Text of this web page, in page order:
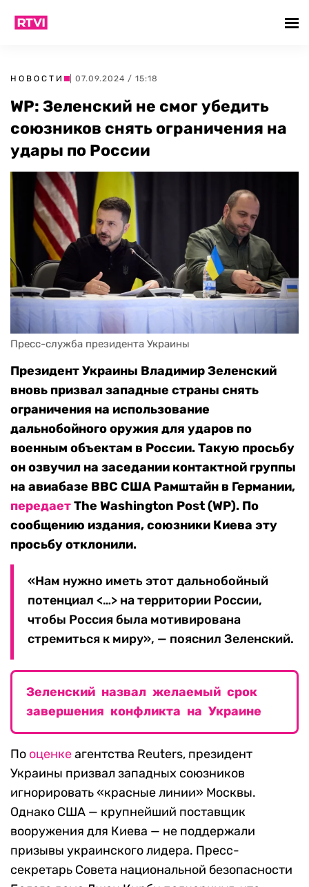
НОВОСТИ | 07.09.2024 / 15:18
WP: Зеленский не смог убедить
союзников снять ограничения на
удары по России
Пресс-служба президента Украины
Президент Украины Владимир Зеленский
вновь призвал западные страны снять
ограничения на использование
дальнобойного оружия для ударов по
военным объектам в России. Такую просьбу
он озвучил на заседании контактной группы
на авиабазе ВВС США Рамштайн в Германии,
передаетThe Washington Post (WP). По
сообщению издания, союзники Киева эту
просьбу отклонили.
«Нам нужно иметь этот дальнобойный
потенциал <…> на территории России,
чтобы Россия была мотивирована
стремиться к миру», — пояснил Зеленский.
Зеленский назвал желаемый срок
завершения конфликта на Украине
По оценкеагентства Reuters, президент
Украины призвал западных союзников
игнорировать «красные линии» Москвы.
Однако США — крупнейший поставщик
вооружения для Киева — не поддержали
призывы украинского лидера. Пресс-
секретарь Совета национальной безопасности